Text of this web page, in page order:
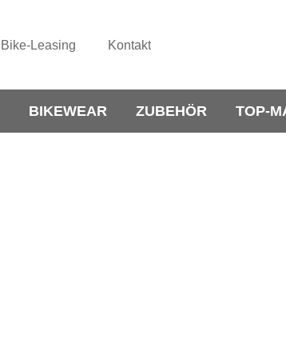
Bike-Leasing Kontakt
BIKEWEAR ZUBEHÖR TOP-